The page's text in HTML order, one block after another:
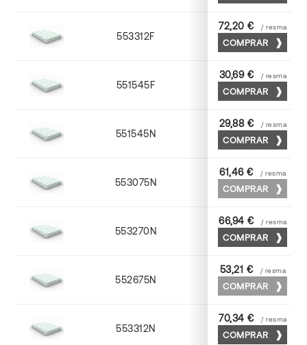
553312F 72 x 102
72,20 € / resma
COMPRAR
551545F 45 x 64
30,69 € / resma
COMPRAR
551545N 45 x 64
29,88 € / resma
COMPRAR
553075N 75 x 53
61,46 € / resma
COMPRAR
553270N 70 x 100
66,94 € / resma
COMPRAR
552675N 75 x 53
53,21 € / resma
COMPRAR
553312N 72 x 102
70,34 € / resma
COMPRAR